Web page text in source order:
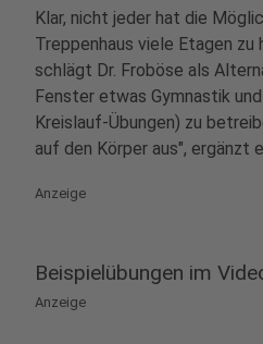
Klar, nicht jeder hat die
Treppenhaus viele Etagen zu
schlägt Dr. Froböse als
Fenster etwas Gymnastik
Kreislauf-Übungen) zu
auf den Körper aus", ergänzt
Anzeige
Beispielübungen im
Anzeige